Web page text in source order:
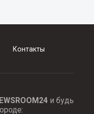
Контакты
и будь